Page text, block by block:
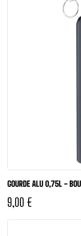
GOURDE ALU 0,75L -
9,00 €